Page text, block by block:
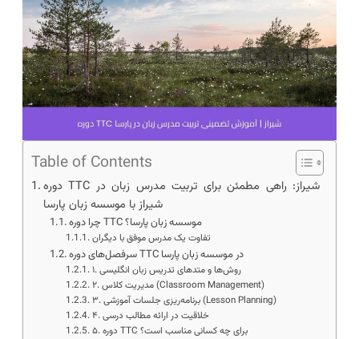
Table of Contents
دوره TTC شیراز: راهی مطمئن برای تربیت مدرس زبان در
شیراز با موسسه زبان پارسا
چرا دوره TTC موسسه زبان پارسا؟
تفاوت یک مدرس موفق با دیگران
سرفصل‌های دوره TTC در موسسه زبان پارسا
۱. روش‌ها و متدهای تدریس زبان انگلیسی
۲. مدیریت کلاس (Classroom Management)
۳. برنامه‌ریزی جلسات آموزشی (Lesson Planning)
۴. خلاقیت در ارائه مطالب درسی
۵. دوره TTC برای چه کسانی مناسب است؟